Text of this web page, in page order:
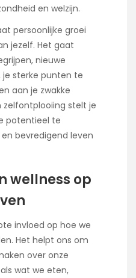
en welzijn.
persoonlijke groei
jezelf. Het gaat
nieuwe
sterke punten te
aan je zwakke
stelt je
potentieel te
bevredigend leven
wellness op
invloed op hoe we
Het helpt ons om
over onze
wat we eten,